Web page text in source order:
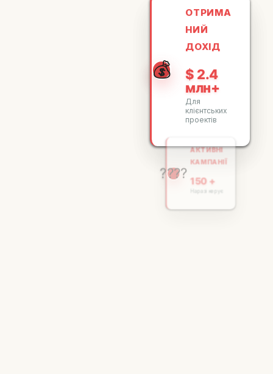
💰
ОТРИМА
НИЙ
ДОХІД
$ 2.4
млн+
Для
клієнтських
проектів
????
АКТИВНІ
КАМПАНІЇ
150 +
Наразі керує